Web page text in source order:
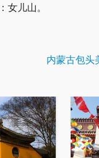
儿山。
内蒙古包头